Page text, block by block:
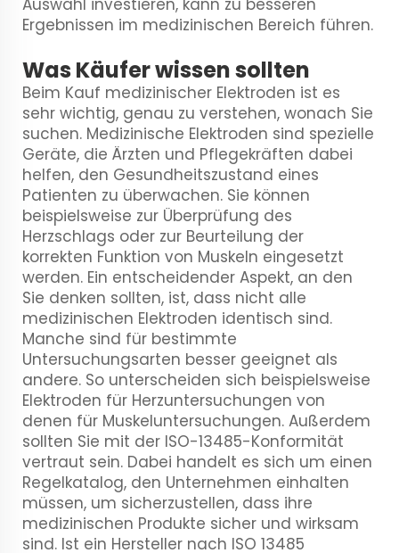
Ergebnissen im medizinischen Bereich führen.
Was Käufer wissen sollten
Beim Kauf medizinischer Elektroden ist es
sehr wichtig, genau zu verstehen, wonach Sie
suchen. Medizinische Elektroden sind spezielle
Geräte, die Ärzten und Pflegekräften dabei
helfen, den Gesundheitszustand eines
Patienten zu überwachen. Sie können
beispielsweise zur Überprüfung des
Herzschlags oder zur Beurteilung der
korrekten Funktion von Muskeln eingesetzt
werden. Ein entscheidender Aspekt, an den
Sie denken sollten, ist, dass nicht alle
medizinischen Elektroden identisch sind.
Manche sind für bestimmte
Untersuchungsarten besser geeignet als
andere. So unterscheiden sich beispielsweise
Elektroden für Herzuntersuchungen von
denen für Muskeluntersuchungen. Außerdem
sollten Sie mit der ISO-13485-Konformität
vertraut sein. Dabei handelt es sich um einen
Regelkatalog, den Unternehmen einhalten
müssen, um sicherzustellen, dass ihre
medizinischen Produkte sicher und wirksam
sind. Ist ein Hersteller nach ISO 13485